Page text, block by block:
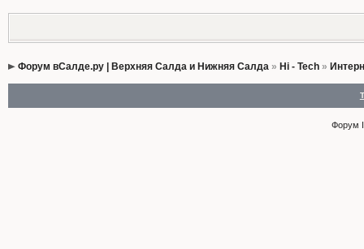
Форум вСалде.ру | Верхняя Салда и Нижняя Салда» Hi - Tech»
Форум